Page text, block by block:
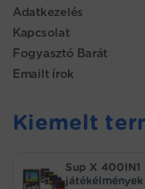
Adatkezelés
Kapcsolat
Fogyasztó Barát
Emailt írok
Kiemelt
Sup X